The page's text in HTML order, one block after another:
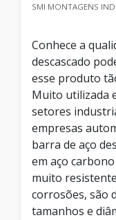
SMI MONTAGENS
Conhece a
descascado
esse produto
Muito utilizada
setores
empresas
barra de aço
em aço
muito
corrosões, são
tamanhos e